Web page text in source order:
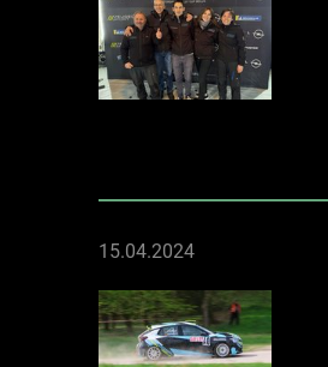
15.04.2024